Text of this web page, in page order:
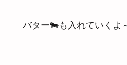
バター🐄も入れていくよ